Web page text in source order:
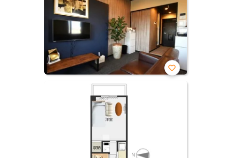
お気